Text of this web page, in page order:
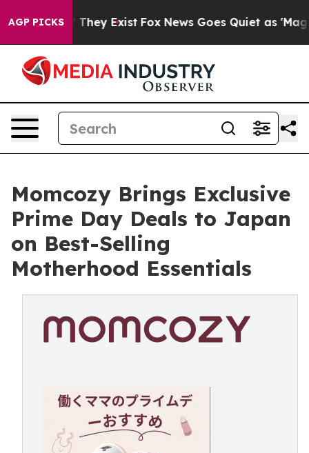
AGP PICKS
Proof They Exist Fox News Goes Quiet as 'Maga
Momcozy Brings Exclusive
Prime Day Deals to Japan
on Best-Selling
Motherhood Essentials